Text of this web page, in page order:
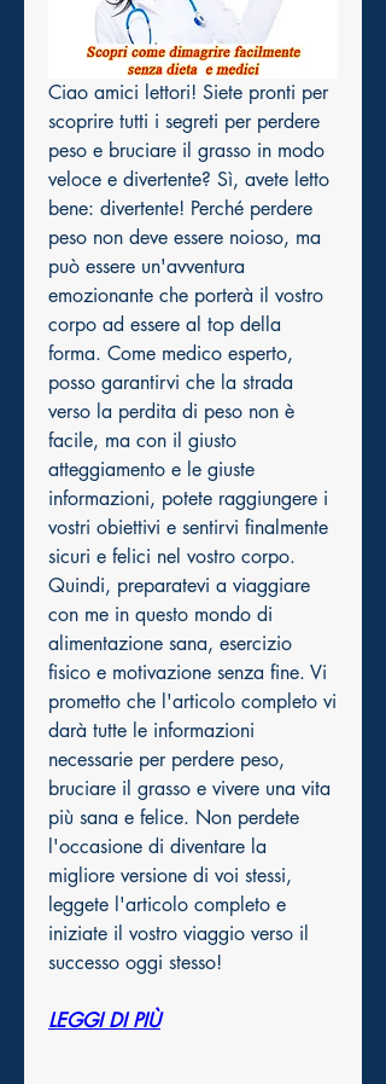
Ciao amici lettori! Siete pronti per
scoprire tutti i segreti per perdere
peso e bruciare il grasso in modo
veloce e divertente? Sì, avete letto
bene: divertente! Perché perdere
peso non deve essere noioso, ma
può essere un'avventura
emozionante che porterà il vostro
corpo ad essere al top della
forma. Come medico esperto,
posso garantirvi che la strada
verso la perdita di peso non è
facile, ma con il giusto
atteggiamento e le giuste
informazioni, potete raggiungere i
vostri obiettivi e sentirvi finalmente
sicuri e felici nel vostro corpo.
Quindi, preparatevi a viaggiare
con me in questo mondo di
alimentazione sana, esercizio
fisico e motivazione senza fine. Vi
prometto che l'articolo completo vi
darà tutte le informazioni
necessarie per perdere peso,
bruciare il grasso e vivere una vita
più sana e felice. Non perdete
l'occasione di diventare la
migliore versione di voi stessi,
leggete l'articolo completo e
iniziate il vostro viaggio verso il
successo oggi stesso!
LEGGI DI PIÙ